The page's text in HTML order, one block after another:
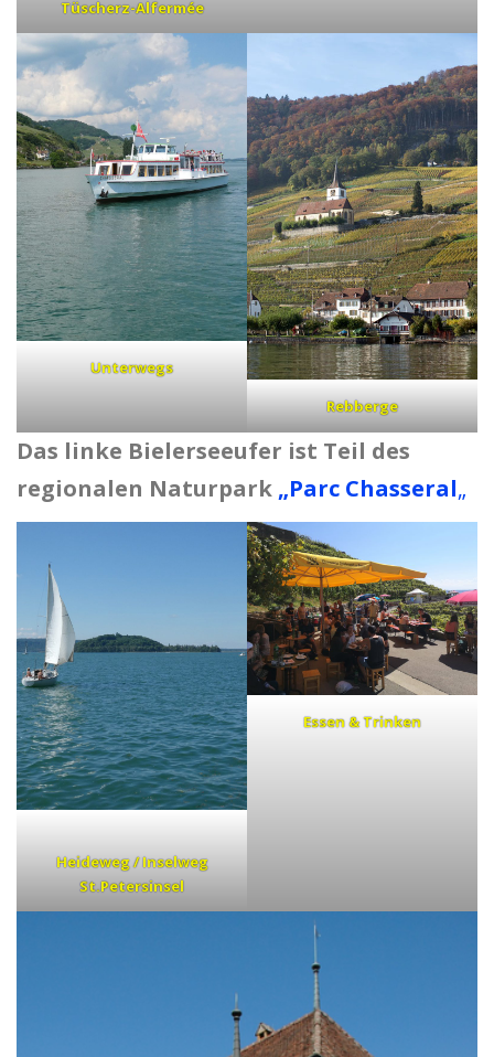
Tüscherz-Alfermée
Unterwegs
Rebberge
Das linke Bielerseeufer ist Teil des
regionalen Naturpark „Parc Chasseral„
Heideweg / Inselweg
St.Petersinsel
Essen & Trinken